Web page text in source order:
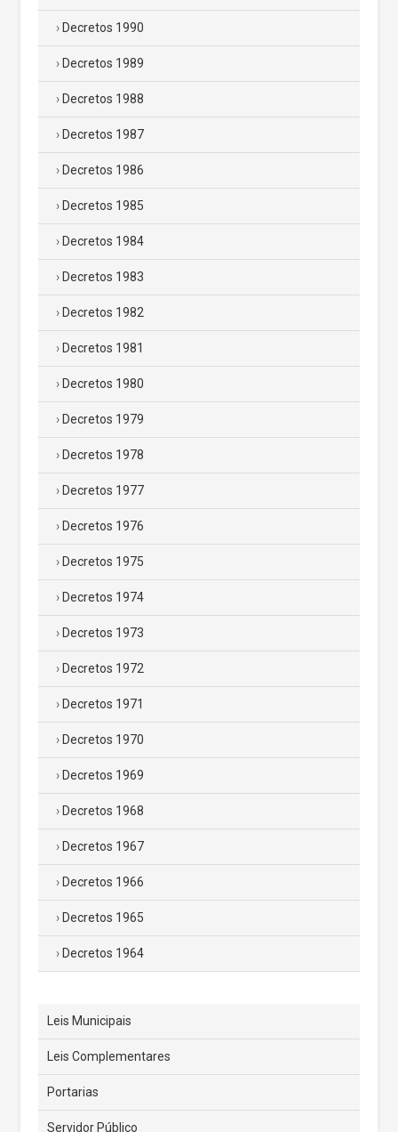
Decretos 1990
Decretos 1989
Decretos 1988
Decretos 1987
Decretos 1986
Decretos 1985
Decretos 1984
Decretos 1983
Decretos 1982
Decretos 1981
Decretos 1980
Decretos 1979
Decretos 1978
Decretos 1977
Decretos 1976
Decretos 1975
Decretos 1974
Decretos 1973
Decretos 1972
Decretos 1971
Decretos 1970
Decretos 1969
Decretos 1968
Decretos 1967
Decretos 1966
Decretos 1965
Decretos 1964
Leis Municipais
Leis Complementares
Portarias
Servidor Público